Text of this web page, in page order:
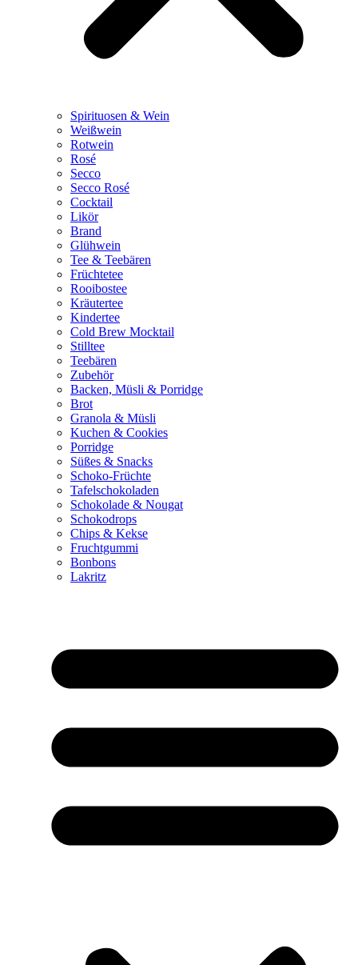
Spirituosen & Wein
Weißwein
Rotwein
Rosé
Secco
Secco Rosé
Cocktail
Likör
Brand
Glühwein
Tee & Teebären
Früchtetee
Rooibostee
Kräutertee
Kindertee
Cold Brew Mocktail
Stilltee
Teebären
Zubehör
Backen, Müsli & Porridge
Brot
Granola & Müsli
Kuchen & Cookies
Porridge
Süßes & Snacks
Schoko-Früchte
Tafelschokoladen
Schokolade & Nougat
Schokodrops
Chips & Kekse
Fruchtgummi
Bonbons
Lakritz